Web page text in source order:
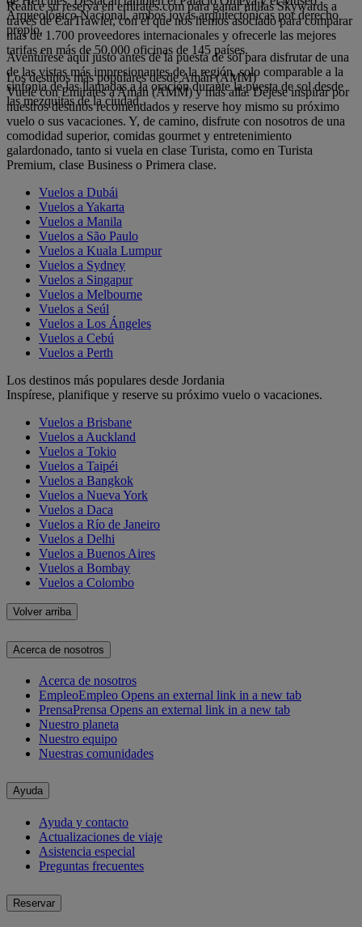
Arqueológico Nacional, ambos joyas arquitectónicas por derecho
propio.
Aventúrese aquí justo antes de la puesta de sol para disfrutar de una
de las vistas más impresionantes de la región, solo comparable a la
sinfonía de las llamadas a la oración durante la puesta de sol desde
las mezquitas de la ciudad.
Realice su reserva en emirates.com para ganar millas Skywards a
través de CarTrawler, con el que nos hemos asociado para comparar
más de 1.700 proveedores internacionales y ofrecerle las mejores
tarifas en más de 50.000 oficinas de 145 países.
Los destinos más populares desde Amán (AMM)
Vuele con Emirates a Amán (AMM) y más allá. Déjese inspirar por
nuestros destinos recomendados y reserve hoy mismo su próximo
vuelo o sus vacaciones. Y, de camino, disfrute con nosotros de una
comodidad superior, comidas gourmet y entretenimiento
galardonado, tanto si vuela en clase Turista, como en Turista
Premium, clase Business o Primera clase.
Vuelos a Dubái
Vuelos a Yakarta
Vuelos a Manila
Vuelos a São Paulo
Vuelos a Kuala Lumpur
Vuelos a Sydney
Vuelos a Singapur
Vuelos a Melbourne
Vuelos a Seúl
Vuelos a Los Ángeles
Vuelos a Cebú
Vuelos a Perth
Los destinos más populares desde Jordania
Inspírese, planifique y reserve su próximo vuelo o vacaciones.
Vuelos a Brisbane
Vuelos a Auckland
Vuelos a Tokio
Vuelos a Taipéi
Vuelos a Bangkok
Vuelos a Nueva York
Vuelos a Daca
Vuelos a Río de Janeiro
Vuelos a Delhi
Vuelos a Buenos Aires
Vuelos a Bombay
Vuelos a Colombo
Volver arriba
Acerca de nosotros
Acerca de nosotros
EmpleoEmpleo Opens an external link in a new tab
PrensaPrensa Opens an external link in a new tab
Nuestro planeta
Nuestro equipo
Nuestras comunidades
Ayuda
Ayuda y contacto
Actualizaciones de viaje
Asistencia especial
Preguntas frecuentes
Reservar